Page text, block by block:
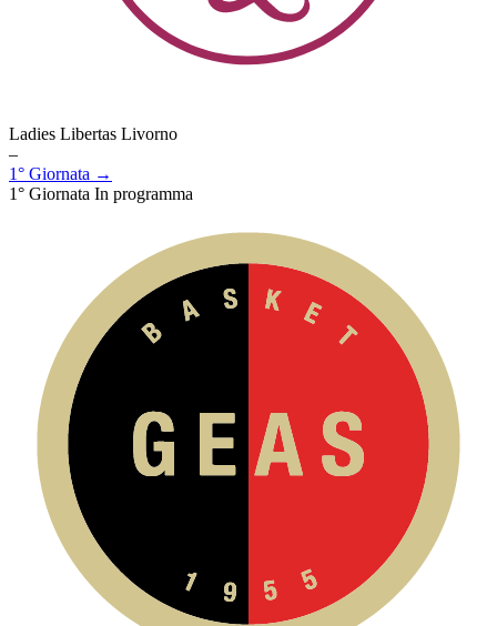
Ladies Libertas Livorno
–
1° Giornata →
1° Giornata In programma